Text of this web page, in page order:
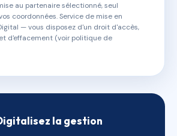
au partenaire sélectionné, seul
coordonnées. Service de mise en
— vous disposez d'un droit d'accès,
d'effacement (voir politique de
la gestion